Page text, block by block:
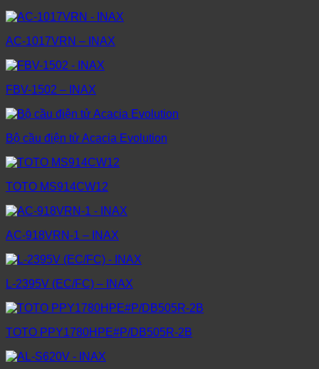
AC-1017VRN – INAX
FBV-1502 – INAX
Bộ cầu điện tử Acacia Evolution
TOTO MS914CW12
AC-918VRN-1 – INAX
L-2395V (EC/FC) – INAX
TOTO PPY1780HPE#P/DB505R-2B